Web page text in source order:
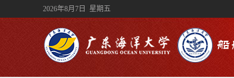
2026年8月7日 星期五